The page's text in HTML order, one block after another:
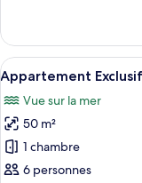
chambre,
cuisine
le
type
de
chambre
Appartement
Exclusif,
chambre,
cuisine
Afficher
toutes
les
photos
pour
ce
5
Appartement
Vue sur la mer
50 m²
1 chambre
6 personnes